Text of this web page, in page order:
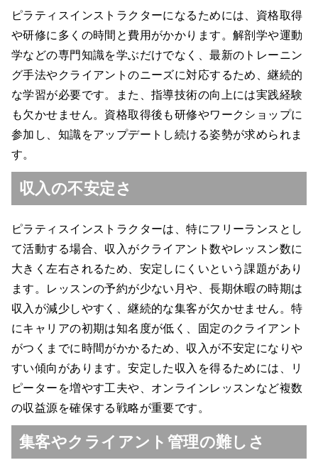
ピラティスインストラクターになるためには、資格取得
や研修に多くの時間と費用がかかります。解剖学や運動
学などの専門知識を学ぶだけでなく、最新のトレーニン
グ手法やクライアントのニーズに対応するため、継続的
な学習が必要です。また、指導技術の向上には実践経験
も欠かせません。資格取得後も研修やワークショップに
参加し、知識をアップデートし続ける姿勢が求められま
す。
収入の不安定さ
ピラティスインストラクターは、特にフリーランスとし
て活動する場合、収入がクライアント数やレッスン数に
大きく左右されるため、安定しにくいという課題があり
ます。レッスンの予約が少ない月や、長期休暇の時期は
収入が減少しやすく、継続的な集客が欠かせません。特
にキャリアの初期は知名度が低く、固定のクライアント
がつくまでに時間がかかるため、収入が不安定になりや
すい傾向があります。安定した収入を得るためには、リ
ピーターを増やす工夫や、オンラインレッスンなど複数
の収益源を確保する戦略が重要です。
集客やクライアント管理の難しさ